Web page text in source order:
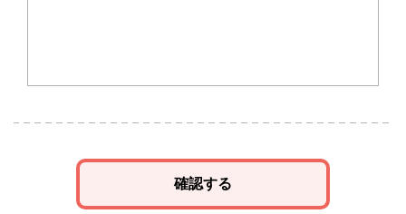
確認する